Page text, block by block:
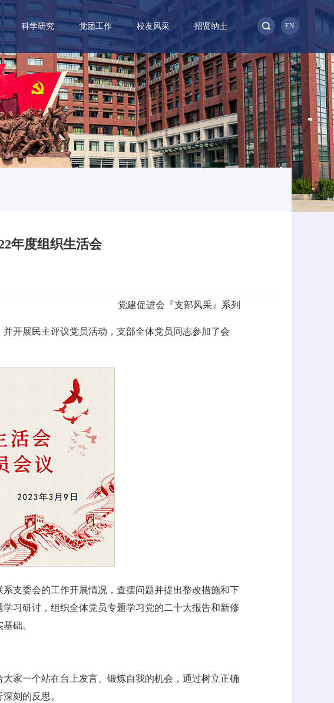
科学研究 党团工作 校友风采 招贤纳士 EN
年度组织生活会
党建促进会『支部风采』系列
开展民主评议党员活动，支部全体党员同志参加了会
支委会的工作开展情况，查摆问题并提出整改措施和下
习研讨，组织全体党员专题学习党的二十大报告和新修
础。
家一个站在台上发言、锻炼自我的机会，通过树立正确
刻的反思。